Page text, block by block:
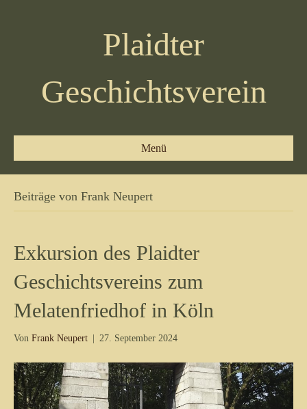
Plaidter
Geschichtsverein
Menü
Beiträge von Frank Neupert
Exkursion des Plaidter
Geschichtsvereins zum
Melatenfriedhof in Köln
Von Frank Neupert 27. September 2024